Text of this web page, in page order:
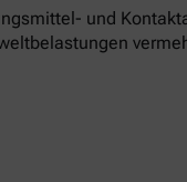
und